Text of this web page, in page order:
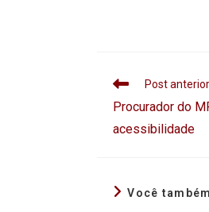
Post anterior
Procurador do
acessibilidade
Você